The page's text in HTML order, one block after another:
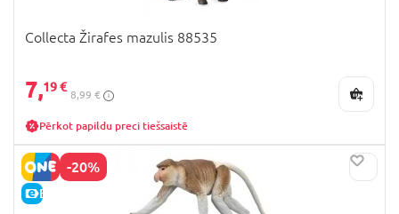
Collecta Žirafes mazulis 88535
7,19 €
8,99 €
Pērkot papildu preci tiešsaistē
-20%
E-CENA